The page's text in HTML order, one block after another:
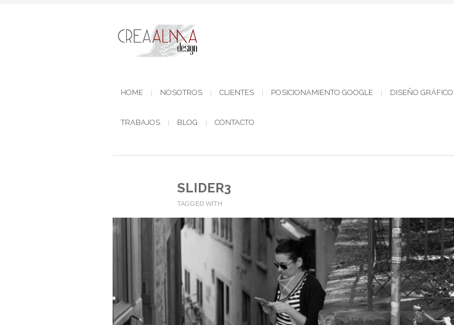
HOME NOSOTROS CLIENTES POSICIONAMIENTO GOOGLE DISEÑO GRÁFICO
TRABAJOS BLOG CONTACTO
SLIDER3
TAGGED WITH